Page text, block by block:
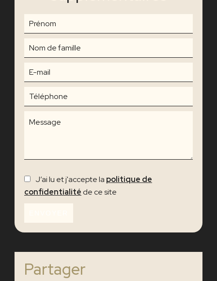
J’ai lu et j'accepte la politique de
confidentialité de ce site
Partager